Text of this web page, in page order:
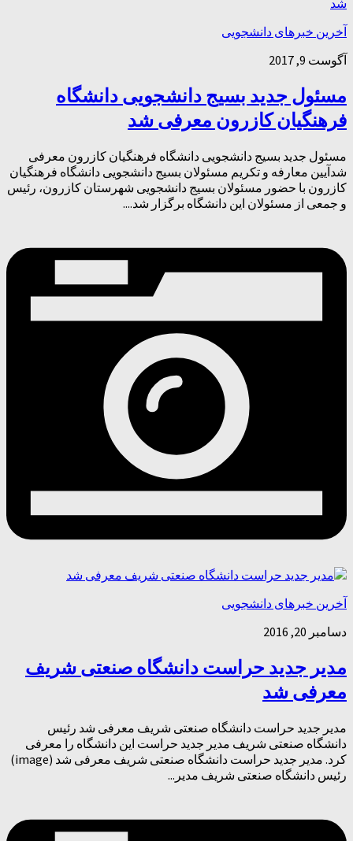
آخرین خبرهای دانشجویی
آگوست 9, 2017
مسئول جدید بسیج دانشجویی دانشگاه
فرهنگیان کازرون معرفی شد
مسئول جدید بسیج دانشجویی دانشگاه فرهنگیان کازرون معرفی
شدآیین معارفه و تکریم مسئولان بسیج دانشجویی دانشگاه فرهنگیان
کازرون با حضور مسئولان بسیج دانشجویی شهرستان کازرون، رئیس
و جمعی از مسئولان این دانشگاه برگزار شد....
آخرین خبرهای دانشجویی
دسامبر 20, 2016
مدیر جدید حراست دانشگاه صنعتی شریف
معرفی شد
مدیر جدید حراست دانشگاه صنعتی شریف معرفی شد رئیس
دانشگاه صنعتی شریف مدیر جدید حراست این دانشگاه را معرفی
کرد. مدیر جدید حراست دانشگاه صنعتی شریف معرفی شد (image)
رئیس دانشگاه صنعتی شریف مدیر...